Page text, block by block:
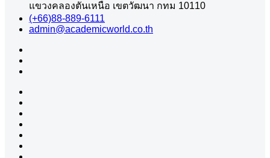
แขวงคลองตันเหนือ เขตวัฒนา กทม 10110
(+66)88-889-6111
admin@academicworld.co.th